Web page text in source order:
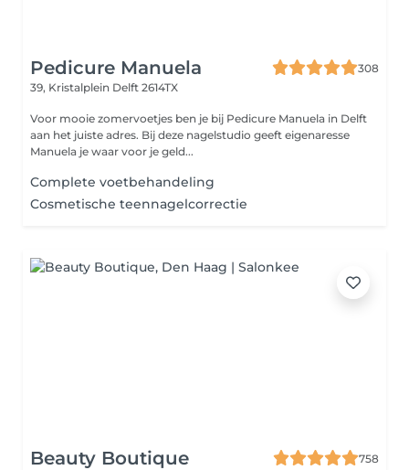
Pedicure Manuela
308
39, Kristalplein Delft 2614TX
Voor mooie zomervoetjes ben je bij Pedicure Manuela in Delft
aan het juiste adres. Bij deze nagelstudio geeft eigenaresse
Manuela je waar voor je geld...
Complete voetbehandeling
Cosmetische teennagelcorrectie
Beauty Boutique
758